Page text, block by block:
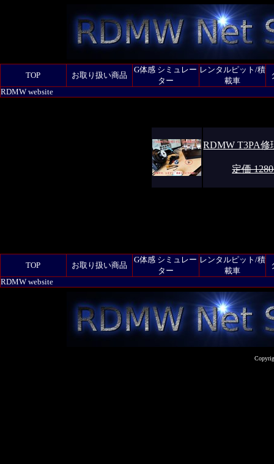
TOP お取り扱い商品
G体感 シミュレー
ター
レンタルピット/積
載車
RDMW website
RDMW T3PA修
定価
TOP お取り扱い商品
G体感 シミュレー
ター
レンタルピット/積
載車
RDMW website